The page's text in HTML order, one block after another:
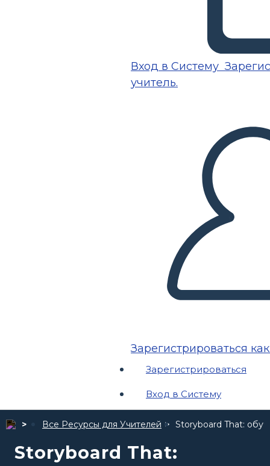
Вход в Систему
учитель.
Зарегистрироваться
Зарегистрироваться
Вход в Систему
Все Ресурсы для Учителей Storyboard That:
Storyboard That: